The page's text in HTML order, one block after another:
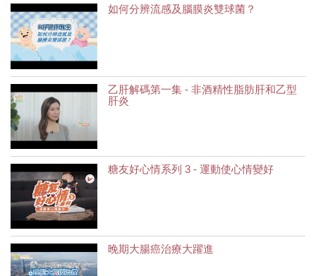
如何分辨流感及腦膜炎雙球菌？
乙肝解碼第一集 - 非酒精性脂肪肝和乙型
肝炎
糖友好心情系列 3 - 運動使心情變好
晚期大腸癌治療大躍進